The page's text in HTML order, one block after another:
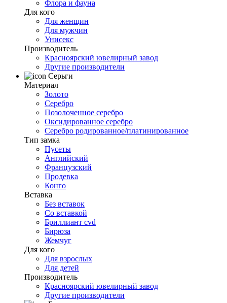
Флора и фауна
Для кого
Для женщин
Для мужчин
Унисекс
Производитель
Красноярский ювелирный завод
Другие производители
Серьги
Материал
Золото
Серебро
Позолоченное серебро
Оксидированное серебро
Серебро родированное/платинированное
Тип замка
Пусеты
Английский
Французский
Продевка
Конго
Вставка
Без вставок
Со вставкой
Бриллиант cvd
Бирюза
Жемчуг
Для кого
Для взрослых
Для детей
Производитель
Красноярский ювелирный завод
Другие производители